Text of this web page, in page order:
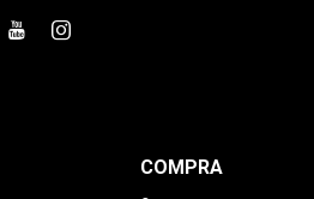
COMPRA
 